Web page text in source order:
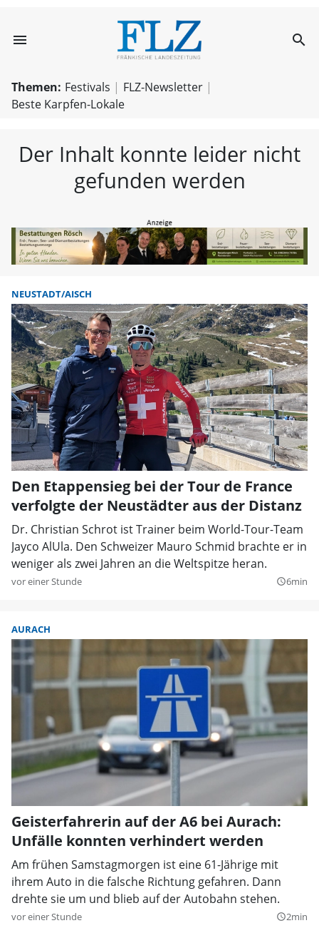
menu FLZ – search
Themen: Festivals
FLZ-Newsletter
Beste Karpfen-Lokale
Der Inhalt konnte leider nicht
gefunden werden
NEUSTADT/AISCH
Den Etappensieg bei der Tour de France
verfolgte der Neustädter aus der Distanz
Dr. Christian Schrot ist Trainer beim World-Tour-Team
Jayco AlUla. Den Schweizer Mauro Schmid brachte er in
weniger als zwei Jahren an die Weltspitze heran.
vor einer Stunde query_builder6min
AURACH
Geisterfahrerin auf der A6 bei Aurach:
Unfälle konnten verhindert werden
Am frühen Samstagmorgen ist eine 61-Jährige mit
ihrem Auto in die falsche Richtung gefahren. Dann
drehte sie um und blieb auf der Autobahn stehen.
vor einer Stunde query_builder2min